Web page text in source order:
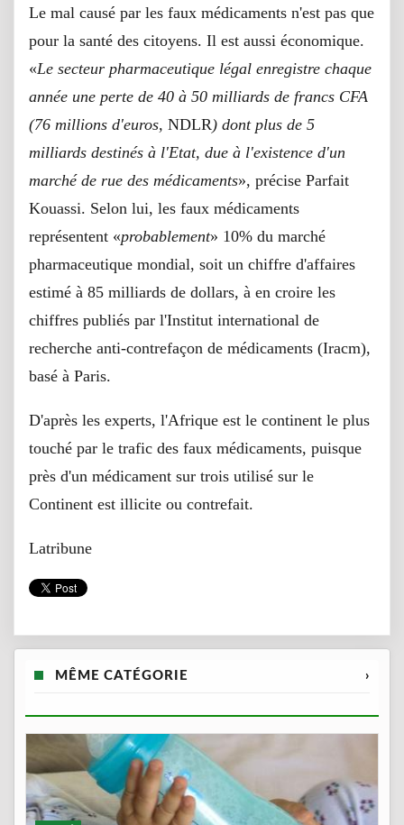
Le mal causé par les faux médicaments n'est pas que
pour la santé des citoyens. Il est aussi économique.
«Le secteur pharmaceutique légal enregistre chaque
année une perte de 40 à 50 milliards de francs CFA
(76 millions d'euros, NDLR) dont plus de 5
milliards destinés à l'Etat, due à l'existence d'un
marché de rue des médicaments», précise Parfait
Kouassi. Selon lui, les faux médicaments
représentent «probablement» 10% du marché
pharmaceutique mondial, soit un chiffre d'affaires
estimé à 85 milliards de dollars, à en croire les
chiffres publiés par l'Institut international de
recherche anti-contrefaçon de médicaments (Iracm),
basé à Paris.
D'après les experts, l'Afrique est le continent le plus
touché par le trafic des faux médicaments, puisque
près d'un médicament sur trois utilisé sur le
Continent est illicite ou contrefait.
Latribune
MÊME CATÉGORIE ›